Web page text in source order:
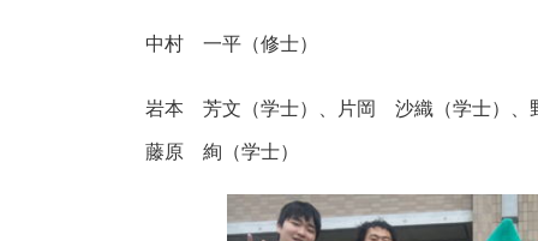
中村 一平（修士）
岩本 芳文（学士）、片岡 沙織（学士）、
藤原 絢（学士）